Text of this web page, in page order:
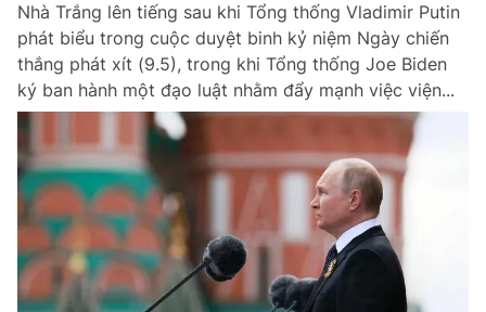
Chuyên mục khác
Chào ngày mới Tin 24h
Tin thị trường Tin 360
Video Magazine
Tin đã lưu
Tin đã xem
Nhà Trắng lên tiếng sau khi Tổng thống Vladimir Putin
phát biểu trong cuộc duyệt binh kỷ niệm Ngày chiến
thắng phát xít (9.5), trong khi Tổng thống Joe Biden
ký ban hành một đạo luật nhằm đẩy mạnh việc viện...